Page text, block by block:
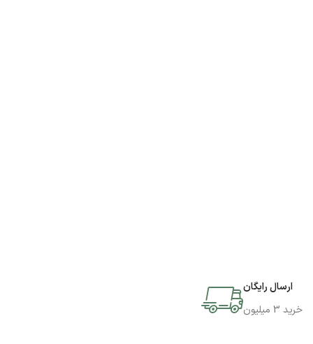
ارسال رایگان
خرید 3 میلیون